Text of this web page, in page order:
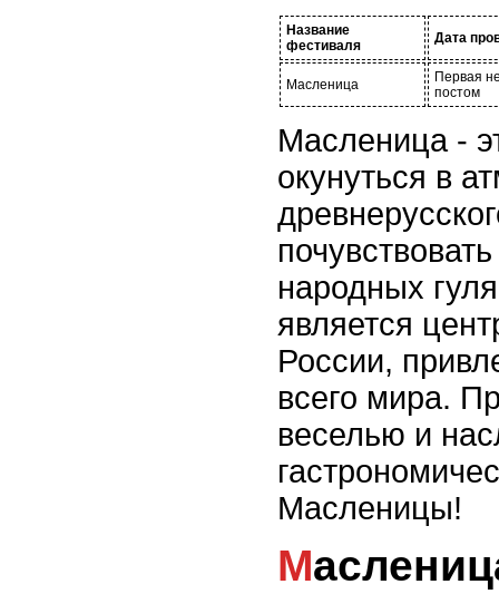
Название
фестиваля
Дата
Масленица
Первая
постом
Масленица -
окунуться в
народных
является
России,
всего мира.
веселью и
Масленицы!
Масленица: веселье и